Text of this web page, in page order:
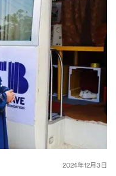
2024年12月3日